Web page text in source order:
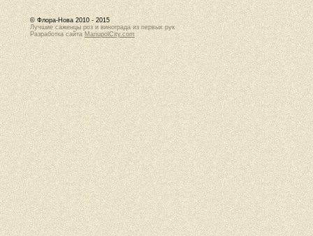
© Флора-Нова 2010 - 2015
Лучшие саженцы роз и винограда из первых рук
Разработка сайта MariupolCity.com